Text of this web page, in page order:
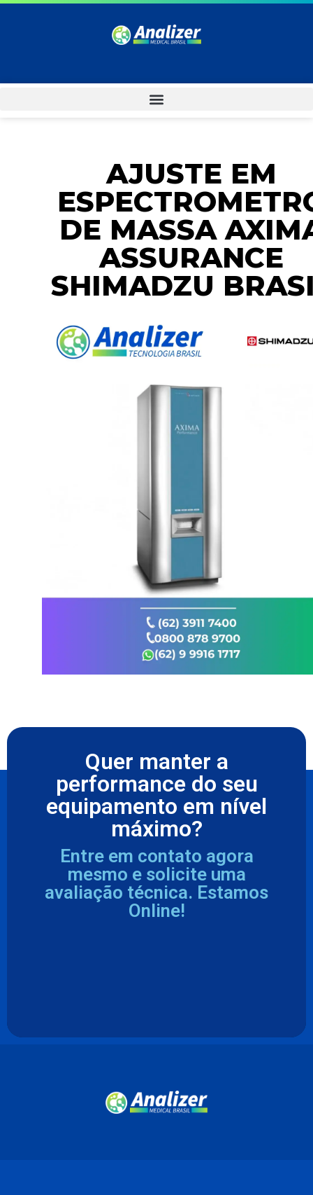
AJUSTE EM
DE MASSA
ASSURANCE
SHIMADZU
Quer manter a
performance do seu
equipamento em nível
máximo?
Entre em contato agora
mesmo e solicite uma
avaliação técnica. Estamos
Online!